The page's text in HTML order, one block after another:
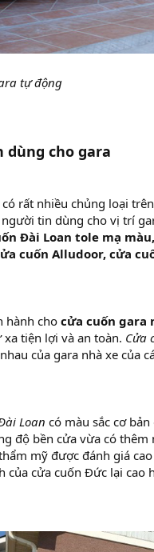
tự động
dùng cho gara
có rất nhiều chủng loại
tin dùng cho vị trí
Đài Loan tole mạ
cuốn Alludoor, cửa
hành cho cửa cuốn gara
tiện lợi và an toàn. Cửa
của gara nhà xe của
Loan có màu sắc cơ
độ bền cửa vừa có
mỹ được đánh giá
của cửa cuốn Đức lại cao